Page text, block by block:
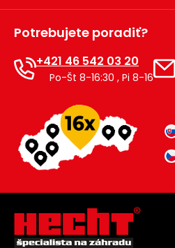
Potrebujete poradiť?
+421 46 542 03 20
Po-Št 8-16:30 , Pi 8-16